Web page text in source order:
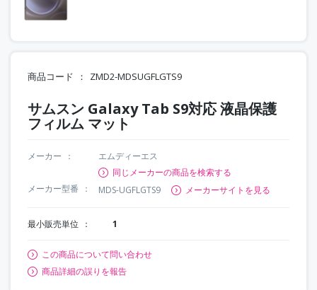
商品コード ZMD2-MDSUGFLGTS9
サムスン Galaxy Tab S9対応 液晶保護
フィルム マット
メーカー
エムディーエス
同じメーカーの商品を検索する
メーカー型番
MDS-UGFLGTS9 メーカーサイトを見る
最小販売単位 1
この商品について問い合わせ
商品詳細の誤りを報告